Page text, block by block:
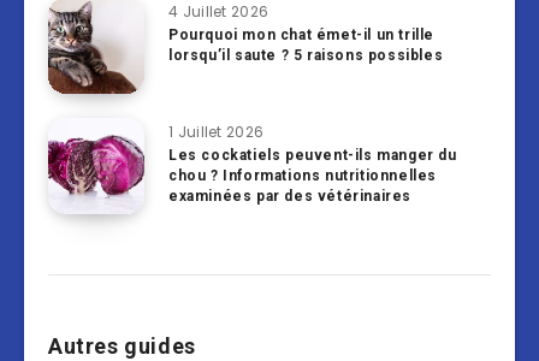
4 Juillet 2026
Pourquoi mon chat émet-il un trille
lorsqu’il saute ? 5 raisons possibles
1 Juillet 2026
Les cockatiels peuvent-ils manger du
chou ? Informations nutritionnelles
examinées par des vétérinaires
Autres guides